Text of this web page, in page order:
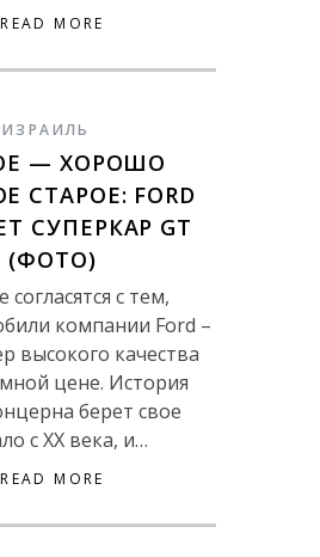
READ MORE
ИЗРАИЛЬ
— ХОРОШО
СТАРОЕ: FORD
СУПЕРКАР GT
(ФОТО)
согласятся с тем,
компании Ford –
высокого качества
цене. История
берет свое
с ХХ века, и…
READ MORE